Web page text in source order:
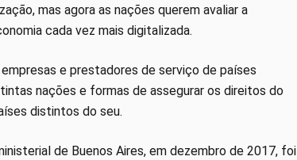
mas agora as nações querem avaliar a
cada vez mais digitalizada.
e prestadores de serviço de países
nações e formas de assegurar os direitos do
distintos do seu.
de Buenos Aires, em dezembro de 2017, foi